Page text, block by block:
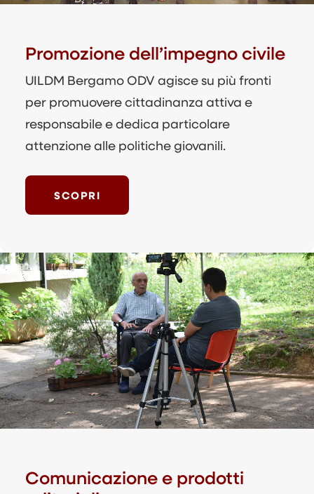
Promozione dell’impegno civile
UILDM Bergamo ODV agisce su più fronti
per promuovere cittadinanza attiva e
responsabile e dedica particolare
attenzione alle politiche giovanili.
SCOPRI
Comunicazione e prodotti